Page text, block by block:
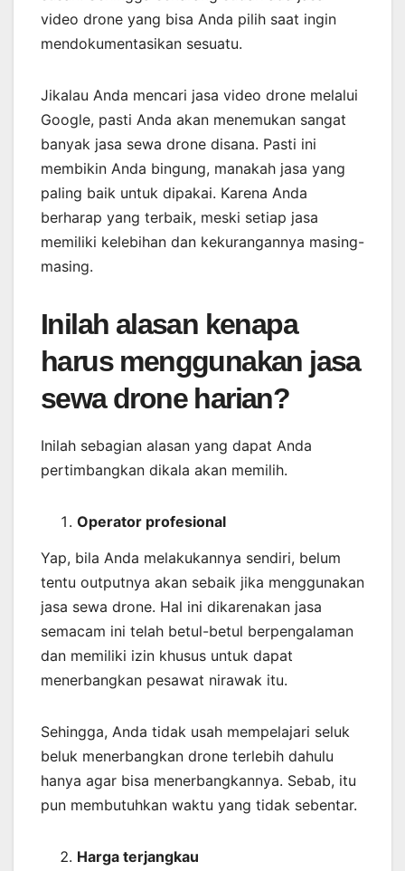
video drone yang bisa Anda pilih saat ingin
mendokumentasikan sesuatu.
Jikalau Anda mencari jasa video drone melalui
Google, pasti Anda akan menemukan sangat
banyak jasa sewa drone disana. Pasti ini
membikin Anda bingung, manakah jasa yang
paling baik untuk dipakai. Karena Anda
berharap yang terbaik, meski setiap jasa
memiliki kelebihan dan kekurangannya masing-
masing.
Inilah alasan kenapa
harus menggunakan jasa
sewa drone harian?
Inilah sebagian alasan yang dapat Anda
pertimbangkan dikala akan memilih.
Operator profesional
Yap, bila Anda melakukannya sendiri, belum
tentu outputnya akan sebaik jika menggunakan
jasa sewa drone. Hal ini dikarenakan jasa
semacam ini telah betul-betul berpengalaman
dan memiliki izin khusus untuk dapat
menerbangkan pesawat nirawak itu.
Sehingga, Anda tidak usah mempelajari seluk
beluk menerbangkan drone terlebih dahulu
hanya agar bisa menerbangkannya. Sebab, itu
pun membutuhkan waktu yang tidak sebentar.
Harga terjangkau